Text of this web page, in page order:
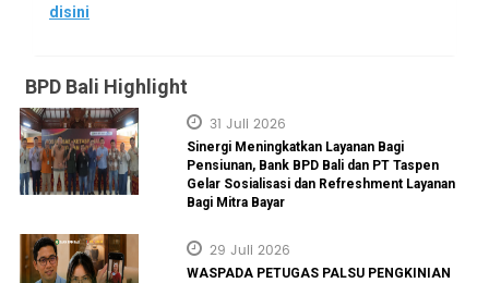
disini
BPD Bali Highlight
31 Juli 2026
Sinergi Meningkatkan Layanan Bagi
Pensiunan, Bank BPD Bali dan PT Taspen
Gelar Sosialisasi dan Refreshment Layanan
Bagi Mitra Bayar
29 Juli 2026
WASPADA PETUGAS PALSU PENGKINIAN